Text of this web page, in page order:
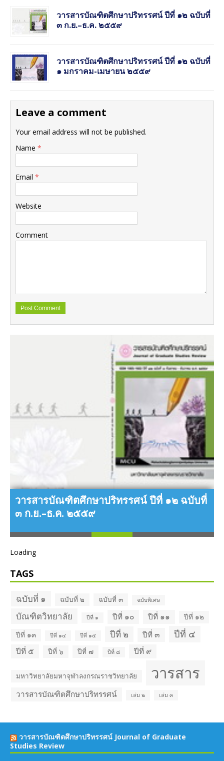
วารสารบัณฑิตศึกษาปริทรรศน์ ปีที่ ๑๒ ฉบับที่
๓ ก.ย.–ธ.ค. ๒๕๕๙
วารสารบัณฑิตศึกษาปริทรรศน์ ปีที่ ๑๒ ฉบับที่
๑ มกราคม-เมษายน ๒๕๕๙
Leave a comment
Your email address will not be published.
Name *
Email *
Website
Comment
วารสารบัณฑิตศึกษาปริทรรศน์ ปีที่ ๑๒ ฉบับที่
๓ ก.ย.–ธ.ค. ๒๕๕๙
Loading
TAGS
ฉบับที่ ๑ ฉบับที่ ๒ ฉบับที่ ๓ ฉบับพิเศษ
บัณฑิตวิทยาลัย ปีที่ ๑ ปีที่ ๑๐ ปีที่ ๑๑
ปีที่ ๑๒
ปีที่ ๑๓
ปีที่ ๑๔ ปีที่ ๑๕ ปีที่ ๒ ปีที่ ๓ ปีที่ ๔
ปีที่ ๕ ปีที่ ๖ ปีที่ ๗ ปีที่ ๘ ปีที่ ๙
มหาวิทยาลัยมหาจุฬาลงกรณราชวิทยาลัย วารสาร
วารสารบัณฑิตศึกษาปริทรรศน์ เล่ม ๒ เล่ม ๓
วารสารบัณฑิตศึกษาปริทรรศน์ Journal of Graduate
Studies Review